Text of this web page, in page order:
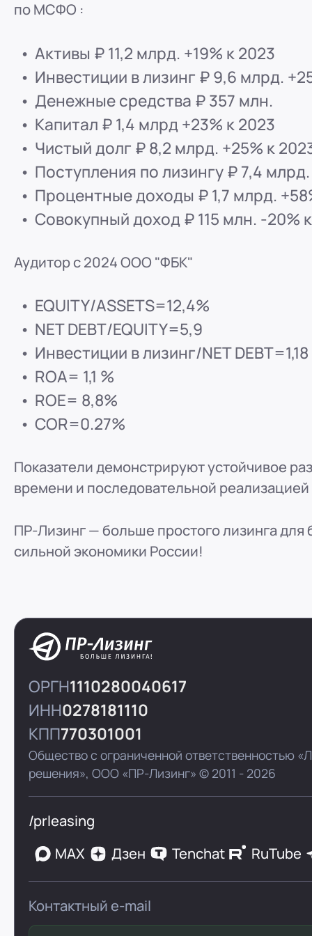
ООО "ПР-Лизинг"
8 (800) 250-25-31 (вн. 220)mail@pr-liz.ru8
ООО "ПР-Лизинг"
РоссияКемерово
8 (800) 250-25-31 (вн. 129)mail@pr-liz.ru8
ООО "ПР-Лизинг"
Красноярск
8 (800) 250-25-31 (вн. 240)mail@pr-liz.ru8
ООО "ПР-Лизинг"
РоссияИркутск
ООО "ПР-Лизинг"
8 (800) 250-25-31 (вн. 153)mail@pr-liz.ru
ООО "ПР-Лизинг"
РоссияПенза
8 (800) 250-25-31 (вн. 153)
ООО "ПР-Лизинг"
РоссияОмск
8 (800) 250-25-31 (вн. 153)
РоссияРостов-на-Донуг. Ростов-на-Дону, ул.
8 (800) 250-25-31 (вн. 153)mail@pr-liz.ru8
по МСФО :
Активы ₽ 11,2 млрд. +19% к 2023
Инвестиции в лизинг ₽ 9,6 млрд.
Денежные средства ₽ 357 млн.
Капитал ₽ 1,4 млрд +23% к 2023
Чистый долг ₽ 8,2 млрд. +25% к
Поступления по лизингу ₽ 7,4
Процентные доходы ₽ 1,7 млрд.
Совокупный доход ₽ 115 млн. -20%
Аудитор c 2024 ООО "ФБК"
EQUITY/ASSETS=12,4%
NET DEBT/EQUITY=5,9
Инвестиции в лизинг/NET DEBT=1,18
ROA= 1,1 %
ROE= 8,8%
COR=0.27%
Показатели демонстрируют устойчивое
времени и последовательной
ПР-Лизинг — больше простого лизинга для
сильной экономики России!
ОРГН1110280040617
ИНН0278181110
КПП770301001
Общество с ограниченной ответственностью
решения»,ООО «ПР-Лизинг» © 2011 - 2026
/prleasing
MAX
Дзен Tenchat RuTube
Контактный e-mail